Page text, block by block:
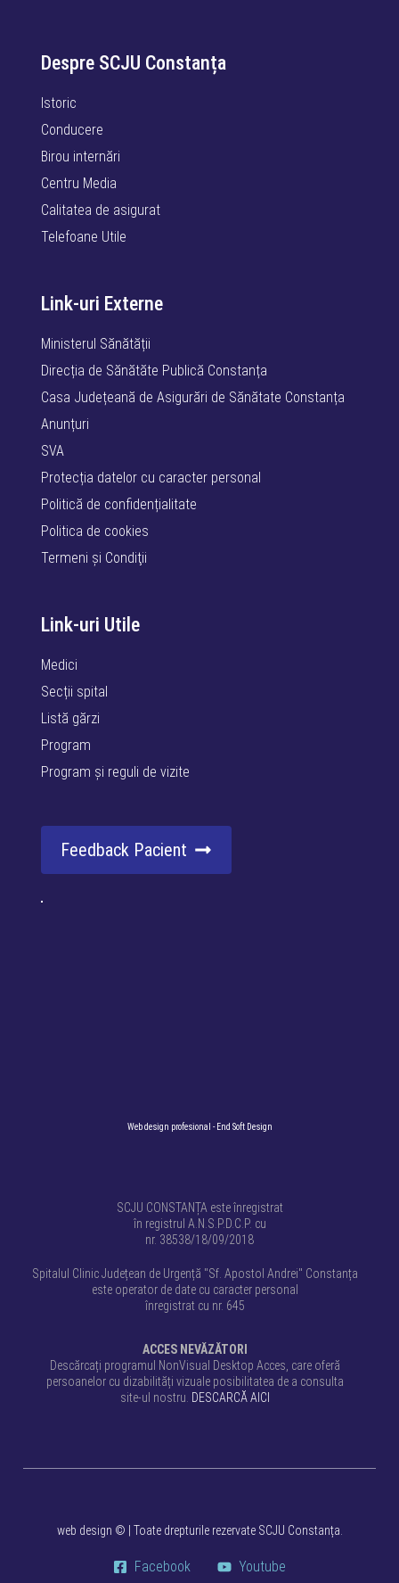
Despre SCJU Constanța
Istoric
Conducere
Birou internări
Centru Media
Calitatea de asigurat
Telefoane Utile
Link-uri Externe
Ministerul Sănătății
Direcția de Sănătăte Publică Constanța
Casa Județeană de Asigurări de Sănătate Constanța
Anunțuri
SVA
Protecția datelor cu caracter personal
Politică de confidențialitate
Politica de cookies
Termeni şi Condiţii
Web design profesional - End Soft Design
Link-uri Utile
Medici
Secții spital
Listă gărzi
Program
Program și reguli de vizite
Feedback Pacient
SCJU CONSTANȚA este înregistrat
în registrul A.N.S.P.D.C.P. cu
nr. 38538/18/09/2018
Spitalul Clinic Județean de Urgență "Sf. Apostol Andrei" Constanța
este operator de date cu caracter personal
înregistrat cu nr. 645
ACCES NEVĂZĂTORI
Descărcați programul NonVisual Desktop Acces, care oferă
persoanelor cu dizabilități vizuale posibilitatea de a consulta
site-ul nostru. DESCARCĂ AICI
web design © | Toate drepturile rezervate SCJU Constanța.
Facebook Youtube